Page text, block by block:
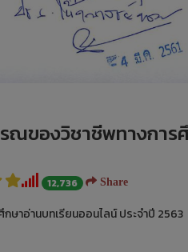
ณของวิชาชีพทางการ
12,736 Share
ษาอ่านบทเรียนออนไลน์ ประจำปี 2563